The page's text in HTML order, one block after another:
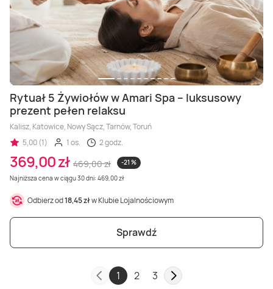
Rytuał 5 Żywiołów w Amari Spa – luksusowy
prezent pełen relaksu
Kalisz, Katowice, Nowy Sącz, Tarnów, Toruń
5,00 (1)
1 os. 2 godz.
369,00 zł 469,00 zł
-21 %
Najniższa cena w ciągu 30 dni: 469,00 zł
Odbierz od18,45 złw Klubie Lojalnościowym
Sprawdź
1 2 3